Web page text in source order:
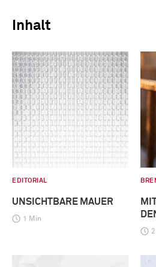
Inhalt
EDITORIAL
UNSICHTBARE MAUER
1 Min